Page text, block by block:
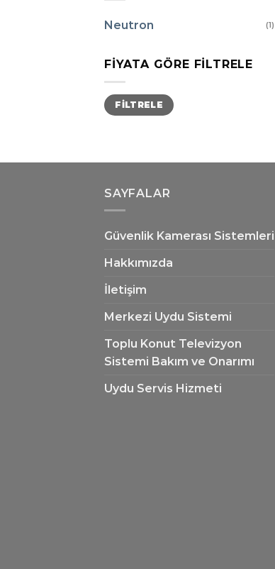
Neutron (1)
FIYATA GÖRE FILTRELE
En
düşük
fiyat
En
yüksek
fiyat
FILTRELE
SAYFALAR
Güvenlik Kamerası Sistemleri
Hakkımızda
İletişim
Merkezi Uydu Sistemi
Toplu Konut Televizyon
Sistemi Bakım ve Onarımı
Uydu Servis Hizmeti